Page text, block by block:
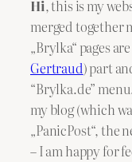
Hi, this is my
merged together
„Brylka“ pages
Gertraud) part
“Brylka.de”
my blog (which
„PanicPost“, the
– I am happy for